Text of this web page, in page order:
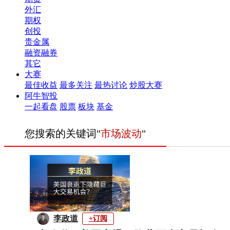
外汇
期权
创投
贵金属
融资融券
其它
大赛
最佳收益 最多关注 最热讨论 炒股大赛
阿牛智投
一起看盘 股票 板块 基金
您搜索的关键词"市场波动"
李政道 +订阅